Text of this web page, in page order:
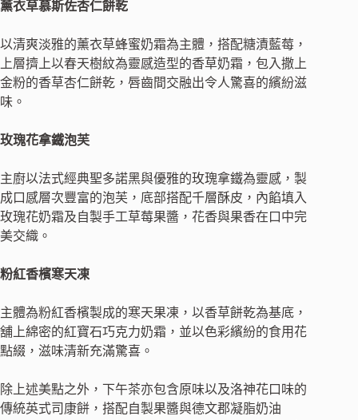
薰衣草慕斯佐杏仁餅乾
以清爽淡雅的薰衣草蜂蜜奶霜為主體，搭配糖漬藍莓，
上層擠上以春天樹紋為靈感造型的香草奶霜，包入撒上
金粉的香草杏仁餅乾，唇齒間交融出令人驚喜的繽紛滋
味。
玫瑰花拿鐵泡芙
主廚以法式經典聖多諾黑與優雅的玫瑰拿鐵為靈感，製
成口感層次豐富的泡芙，底部搭配千層酥皮，內餡填入
玫瑰花奶霜及自製手工草莓果醬，花香與果香在口中完
美交織。
粉紅香檳寒天凍
主體為粉紅香檳製成的寒天果凍，以香草餅乾為基底，
舖上綿密的紅寶石巧克力奶霜，並以色彩繽紛的食用花
點綴，滋味清新充滿驚喜。
除上述美點之外，下午茶亦包含原味以及洛神花口味的
傳統英式司康餅，搭配自製果醬與德文郡凝脂奶油